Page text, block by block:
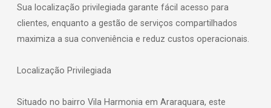
Sua localização privilegiada garante fácil acesso para
clientes, enquanto a gestão de serviços compartilhados
maximiza a sua conveniência e reduz custos operacionais.
Localização Privilegiada
Situado no bairro Vila Harmonia em Araraquara, este